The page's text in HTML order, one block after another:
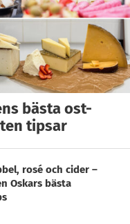
bästa ost-
tipsar
rosé och cider –
Oskars bästa